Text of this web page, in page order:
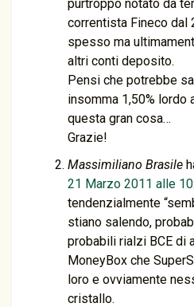
purtroppo notato da
correntista Fineco dal
spesso ma
altri conti deposito.
Pensi che potrebbe
insomma 1,50% lordo
questa gran cosa…
Grazie!
Massimiliano Brasile
21 Marzo 2011 alle
tendenzialmente
stiano salendo,
probabili rialzi BCE di
MoneyBox che
loro e ovviamente
cristallo.